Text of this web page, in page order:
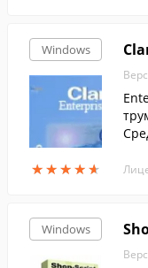
Windows
★★★★★
★★★★★
Windows